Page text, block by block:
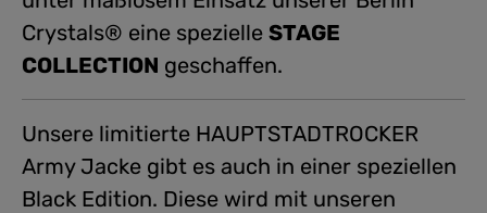
Crystals® eine spezielle STAGE
COLLECTION geschaffen.
Unsere limitierte HAUPTSTADTROCKER
Army Jacke gibt es auch in einer speziellen
Black Edition. Diese wird mit unseren